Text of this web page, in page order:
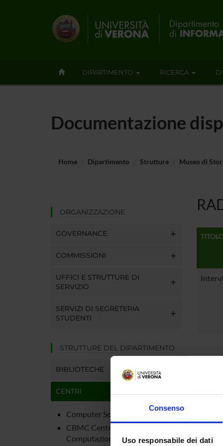
Consenso
Uso responsabile dei dati
DIPARTIMENTO RICERCA
Documentazione
Home Dipartimento Strutture Museo di
ORGANIZZAZIONE
GOVERNANCE
COMMISSIONI
UFFICI E STRUTTURE DI
SERVIZIO
SERVIZI DI SEGRETERIA
STUDENTI
STRUTTURE DEL DIPARTIMENTO
BIBLIOTECHE
CENTRI
Computer Science Park
CBMC Centro di BioMedicina
Computazionale